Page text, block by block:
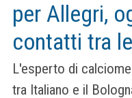
per Allegri,
contatti tra
L'esperto di
tra Italiano e il